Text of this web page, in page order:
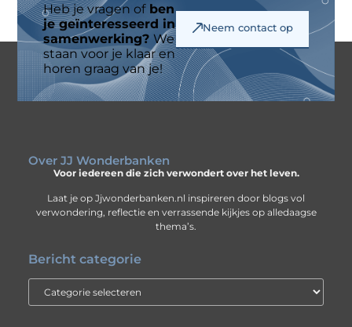
Heb je vragen ofben
je geïnteresseerd in
samenwerking? We
staan voor je klaar en
horen graag van je!
Neem contact op
Over JJ Wonderbanken
Voor iedereen die zich verwondert over het leven.
Laat je op Jjwonderbanken.nl inspireren door blogs vol
verwondering, reflectie en verrassende kijkjes op alledaagse
thema’s.
Bericht categorie